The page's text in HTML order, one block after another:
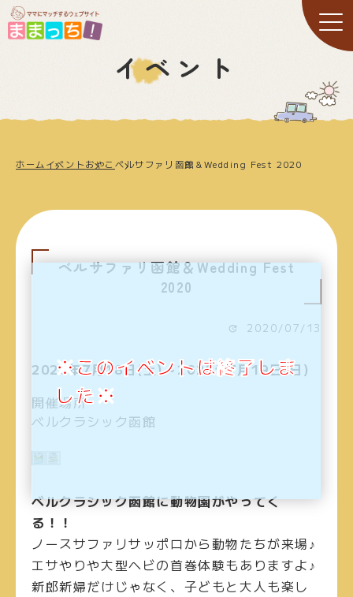
イベント
ホーム イベントおやこベルサファリ函館＆Wedding Fest 2020
ベルサファリ函館＆Wedding Fest
2020
2020/07/13
2020年7月18日(土)～2020年7月19日(日)
開催場所
ベルクラシック函館
ベルクラシック函館に動物園がやってく
る！！
ノースサファリサッポロから動物たちが来場♪
エサやりや大型ヘビの首巻体験もありますよ♪
新郎新婦だけじゃなく、子どもと大人も楽し
※このイベントは終了しま
した※